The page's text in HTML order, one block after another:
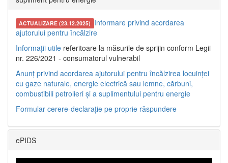
ACTUALIZARE (23.12.2025) Informare privind acordarea
ajutorului pentru încălzire
Informații utile referitoare la măsurile de sprijin conform Legii
nr. 226/2021 - consumatorul vulnerabil
Anunț privind acordarea ajutorului pentru încălzirea locuinței
cu gaze naturale, energie electrică sau lemne, cărbuni,
combustibili petrolieri și a suplimentului pentru energie
Formular cerere-declarație pe proprie răspundere
ePIDS